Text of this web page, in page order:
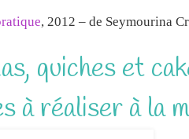
, 2012 – de Seymourina
quiches et
à réaliser à la